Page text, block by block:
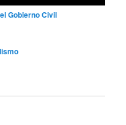
Gobierno Civil